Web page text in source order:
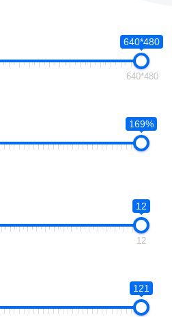
640*480
640*480
169%
12
12
121